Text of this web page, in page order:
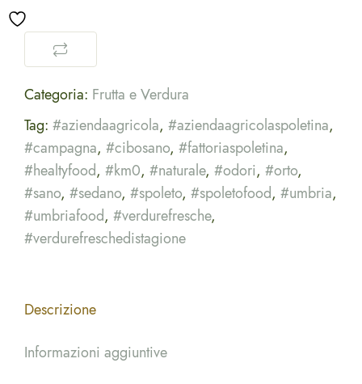
Categoria: Frutta e Verdura
Tag: #aziendaagricola, #aziendaagricolaspoletina,
#campagna, #cibosano, #fattoriaspoletina,
#healtyfood, #km0, #naturale, #odori, #orto,
#sano, #sedano, #spoleto, #spoletofood, #umbria,
#umbriafood, #verdurefresche,
#verdurefreschedistagione
Descrizione
Informazioni aggiuntive